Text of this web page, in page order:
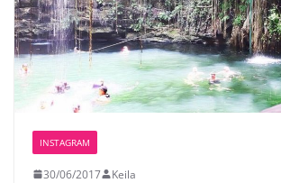
INSTAGRAM
30/06/2017 Keila